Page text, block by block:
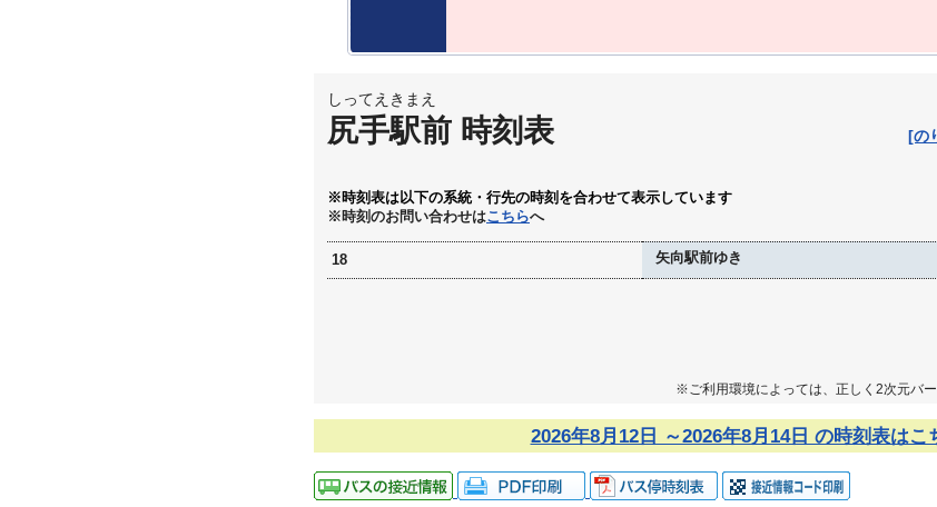
しってえきまえ
尻手駅前 時刻表 [の
※時刻表は以下の系統・行先の時刻を合わせて表示しています
※時刻のお問い合わせはこちらへ
18 矢向駅前ゆき
※ご利用環境によっては、正しく2次元バ
2026年8月12日 ～2026年8月14日 の時刻表はこ